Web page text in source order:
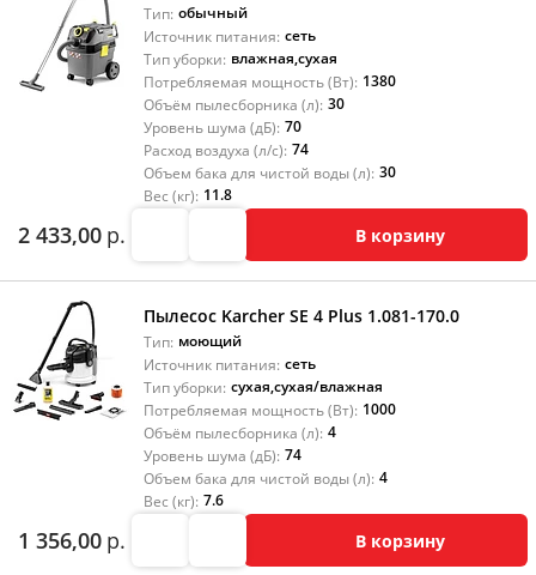
Тип: обычный
Источник питания: сеть
Тип уборки: влажная,сухая
Потребляемая мощность (Вт): 1380
Объём пылесборника (л): 30
Уровень шума (дБ): 70
Расход воздуха (л/с): 74
Объем бака для чистой воды (л): 30
Вес (кг): 11.8
2 433,00 р. В корзину
Пылесос Karcher SE 4 Plus 1.081-170.0
Тип: моющий
Источник питания: сеть
Тип уборки: сухая,сухая/влажная
Потребляемая мощность (Вт): 1000
Объём пылесборника (л): 4
Уровень шума (дБ): 74
Объем бака для чистой воды (л): 4
Вес (кг): 7.6
1 356,00 р. В корзину